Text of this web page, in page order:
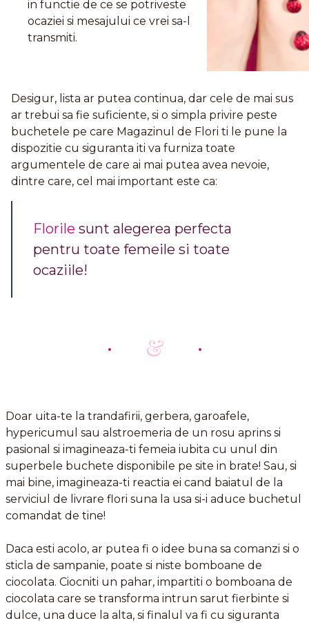
in functie de ce se potriveste
ocaziei si mesajului ce vrei sa-l
transmiti.
Desigur, lista ar putea continua, dar cele de mai sus
ar trebui sa fie suficiente, si o simpla privire peste
buchetele pe care Magazinul de Flori ti le pune la
dispozitie cu siguranta iti va furniza toate
argumentele de care ai mai putea avea nevoie,
dintre care, cel mai important este ca:
Florile sunt alegerea perfecta
pentru toate femeile si toate
ocaziile!
&
Doar uita-te la trandafirii, gerbera, garoafele,
hypericumul sau alstroemeria de un rosu aprins si
pasional si imagineaza-ti femeia iubita cu unul din
superbele buchete disponibile pe site in brate! Sau, si
mai bine, imagineaza-ti reactia ei cand baiatul de la
serviciul de livrare flori suna la usa si-i aduce buchetul
comandat de tine!
Daca esti acolo, ar putea fi o idee buna sa comanzi si o
sticla de sampanie, poate si niste bomboane de
ciocolata. Ciocniti un pahar, impartiti o bomboana de
ciocolata care se transforma intrun sarut fierbinte si
dulce, una duce la alta, si finalul va fi cu siguranta